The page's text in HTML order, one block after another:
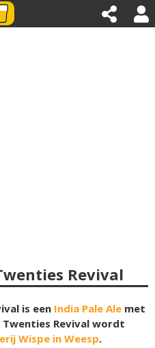
Revival
is een India Pale Ale met
Twenties Revival wordt
Wispe in Weesp.